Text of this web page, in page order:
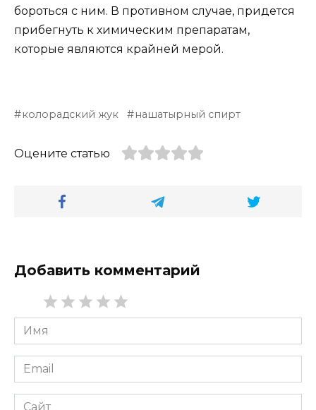
бороться с ним. В противном случае, придется
прибегнуть к химическим препаратам,
которые являются крайней мерой.
колорадский жук нашатырный спирт
Оцените статью
Добавить комментарий
Имя
*
Email
*
Сайт